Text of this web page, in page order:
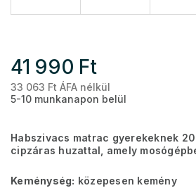
41 990 Ft
33 063 Ft ÁFA nélkül
5-10 munkanapon belül
Habszivacs matrac gyerekeknek
cipzáras huzattal, amely
Keménység: közepesen kemény